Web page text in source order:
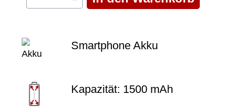
Smartphone Akku
Kapazität: 1500 mAh